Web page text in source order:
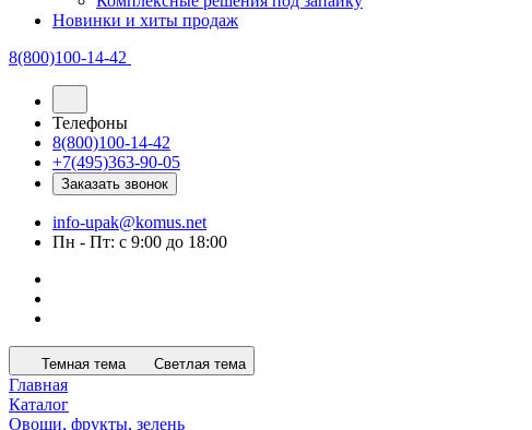
Новинки и хиты продаж
8(800)100-14-42
Телефоны
8(800)100-14-42
+7(495)363-90-05
Заказать звонок
info-upak@komus.net
Пн - Пт: с 9:00 до 18:00
Темная тема Светлая тема
Главная
Каталог
Овощи, фрукты, зелень